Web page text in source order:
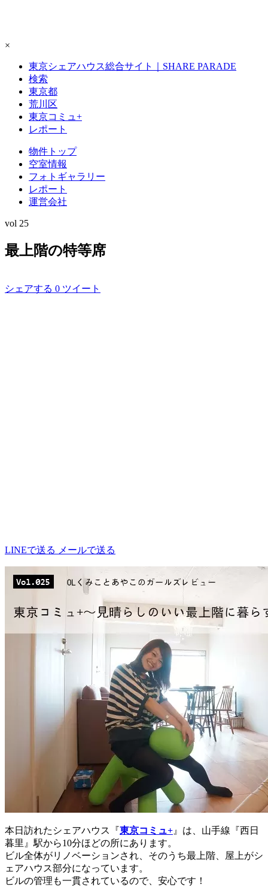
×
東京シェアハウス総合サイト｜SHARE PARADE
検索
東京都
荒川区
東京コミュ+
レポート
物件トップ
空室情報
フォト ギャラリー
レポート
運営会社
vol 25
最上階の特等席
シェアする 0 ツイート
LINEで送る メールで送る
本日訪れたシェアハウス『東京コミュ+ 』は、山手線『西日
暮里』駅から10分ほどの所にあります。
ビル全体がリノベーションされ、そのうち最上階、屋上がシ
ェアハウス部分になっています。
ビルの管理も一貫されているので、安心です！